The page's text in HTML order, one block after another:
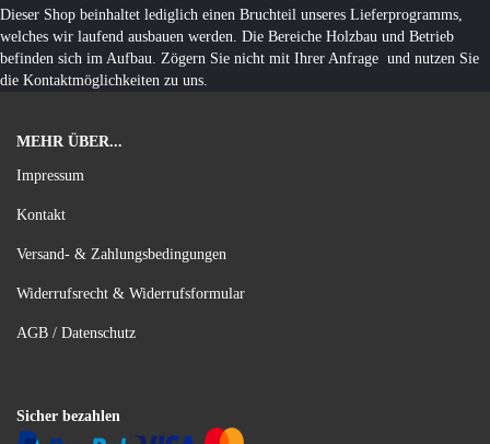
Dieser Shop beinhaltet lediglich einen Bruchteil unseres Lieferprogramms,
welches wir laufend ausbauen werden. Die Bereiche Holzbau und Betrieb
befinden sich im Aufbau. Zögern Sie nicht mit Ihrer Anfrage und nutzen Sie
die Kontaktmöglichkeiten zu uns.
MEHR ÜBER...
Impressum
Kontakt
Versand- & Zahlungsbedingungen
Widerrufsrecht & Widerrufsformular
AGB / Datenschutz
Sicher bezahlen